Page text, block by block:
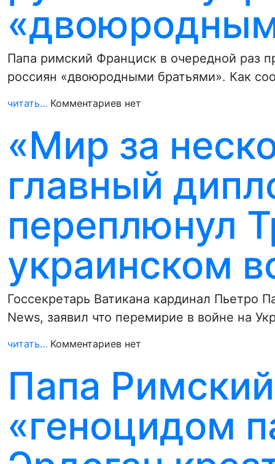
Папа римский Франциск в очередной раз
россиян «двоюродными братьями». Как
читать... Комментариев нет
«Мир за
главный
переплюнул
украинском
Госсекретарь Ватикана кардинал Пьетро
News, заявил что перемирие в войне на
читать... Комментариев нет
Папа
«геноцидом